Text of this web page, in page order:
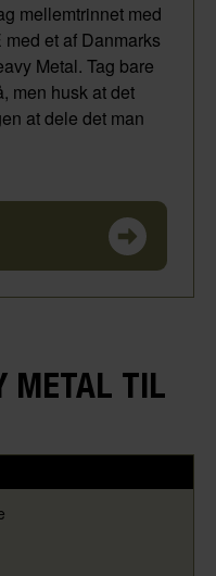
mellemtrinnet med
et af Danmarks
Metal. Tag bare
men husk at det
at dele det man
METAL TIL